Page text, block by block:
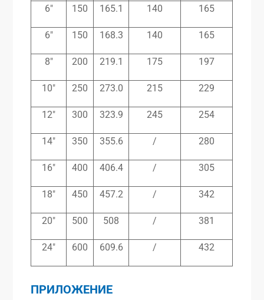
6″ 150 165.1 140 165
6″ 150 168.3 140 165
8″ 200 219.1 175 197
10″ 250 273.0 215 229
12″ 300 323.9 245 254
14″ 350 355.6 / 280
16″ 400 406.4 / 305
18″ 450 457.2 / 342
20″ 500 508 / 381
24″ 600 609.6 / 432
ПРИЛОЖЕНИЕ